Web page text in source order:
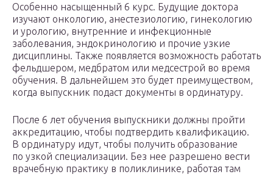
Особенно насыщенный 6 курс. Будущие доктора
изучают онкологию, анестезиологию, гинекологию
и урологию, внутренние и инфекционные
заболевания, эндокринологию и прочие узкие
дисциплины. Также появляется возможность работать
фельдшером, медбратом или медсестрой во время
обучения. В дальнейшем это будет преимуществом,
когда выпускник подаст документы в ординатуру.
После 6 лет обучения выпускники должны пройти
аккредитацию, чтобы подтвердить квалификацию.
В ординатуру идут, чтобы получить образование
по узкой специализации. Без нее разрешено вести
врачебную практику в поликлинике, работая там